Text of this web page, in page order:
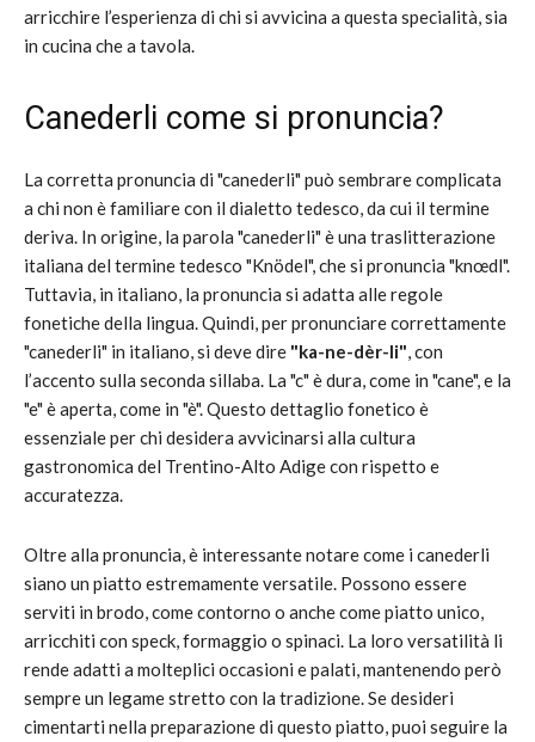
arricchire l’esperienza di chi si avvicina a questa specialità, sia
in cucina che a tavola.
Canederli come si pronuncia?
La corretta pronuncia di "canederli" può sembrare complicata
a chi non è familiare con il dialetto tedesco, da cui il termine
deriva. In origine, la parola "canederli" è una traslitterazione
italiana del termine tedesco "Knödel", che si pronuncia "knœdl".
Tuttavia, in italiano, la pronuncia si adatta alle regole
fonetiche della lingua. Quindi, per pronunciare correttamente
"canederli" in italiano, si deve dire "ka-ne-dèr-li", con
l’accento sulla seconda sillaba. La "c" è dura, come in "cane", e la
"e" è aperta, come in "è". Questo dettaglio fonetico è
essenziale per chi desidera avvicinarsi alla cultura
gastronomica del Trentino-Alto Adige con rispetto e
accuratezza.
Oltre alla pronuncia, è interessante notare come i canederli
siano un piatto estremamente versatile. Possono essere
serviti in brodo, come contorno o anche come piatto unico,
arricchiti con speck, formaggio o spinaci. La loro versatilità li
rende adatti a molteplici occasioni e palati, mantenendo però
sempre un legame stretto con la tradizione. Se desideri
cimentarti nella preparazione di questo piatto, puoi seguire la